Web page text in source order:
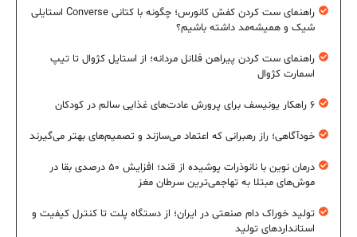
راهنمای ست کردن کفش کانورس؛ چگونه با کتانی Converse استایلی
شیک و همیشه‌مد داشته باشیم؟
راهنمای ست کردن پیراهن فلانل مردانه؛ از استایل کژوال تا تیپ
اسمارت کژوال
۶ راهکار یونیسف برای پرورش عادت‌های غذایی سالم در کودکان
خودآگاهی؛ راز رهبرانی که اعتماد می‌سازند و تصمیم‌های بهتر می‌گیرند
درمان نوین با نانوذرات پوشیده از قند؛ افزایش ۵۰ درصدی بقا در
موش‌های مبتلا به تهاجمی‌ترین سرطان مغز
تولید خوراک دام صنعتی در ایران؛ از دستگاه پلت تا کنترل کیفیت و
استانداردهای تولید